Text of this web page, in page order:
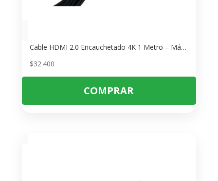
Cable HDMI 2.0 Encauchetado 4K 1 Metro – Máxima Calidad de Video
$32.400
COMPRAR